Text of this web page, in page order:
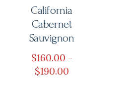
California
Cabernet
Sauvignon
$160 00 -
$190 00